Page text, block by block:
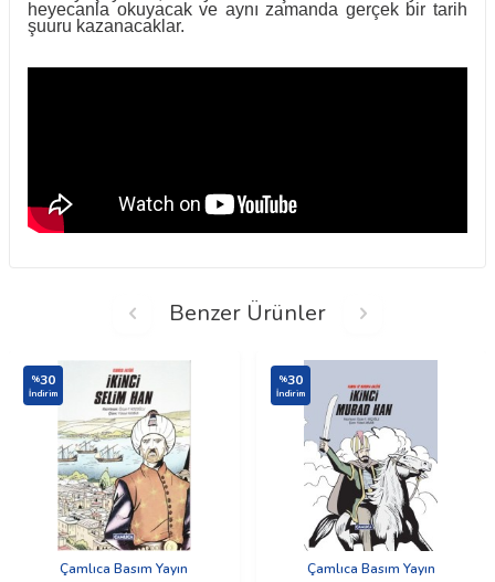
heyecanla okuyacak ve aynı zamanda gerçek bir tarih
şuuru kazanacaklar.
Benzer Ürünler
%30
İndirim
Çamlıca Basım Yayın
%30
İndirim
Çamlıca Basım Yayın